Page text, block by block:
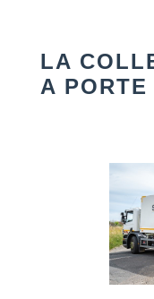
LA
A PORTE